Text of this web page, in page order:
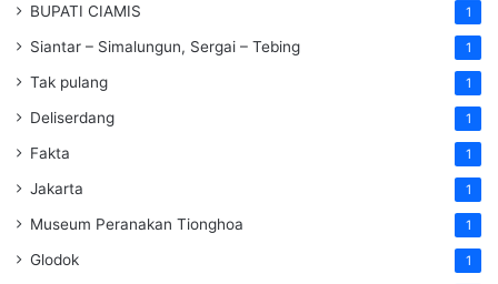
BUPATI CIAMIS 1
Siantar – Simalungun, Sergai – Tebing 1
Tak pulang 1
Deliserdang 1
Fakta 1
Jakarta 1
Museum Peranakan Tionghoa 1
Glodok 1